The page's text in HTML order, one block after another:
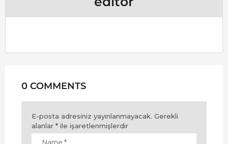
0 COMMENTS
E-posta adresiniz yayınlanmayacak. Gerekli
alanlar * ile işaretlenmişlerdir